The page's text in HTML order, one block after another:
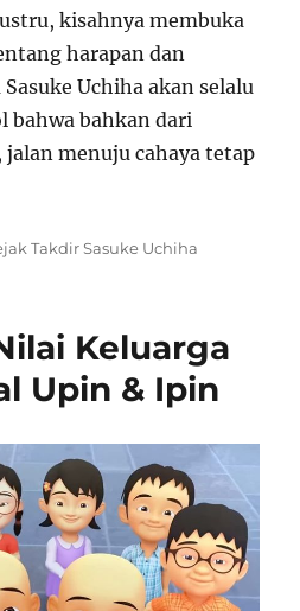
kisahnya membuka
harapan dan
Uchiha akan selalu
bahwa bahkan dari
menuju cahaya tetap
Takdir Sasuke Uchiha
Keluarga
Upin & Ipin